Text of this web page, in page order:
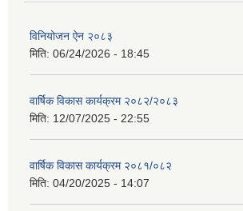
विनियोजन ऐन २०८३
मिति: 06/24/2026 - 18:45
वार्षिक विकास कार्यक्रम २०८२/२०८३
मिति: 12/07/2025 - 22:55
वार्षिक विकास कार्यक्रम २०८१/०८२
मिति: 04/20/2025 - 14:07